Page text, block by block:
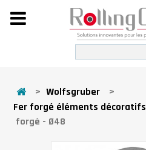
> Wolfsgruber
>
Fer forgé éléments décoratifs
forgé - Ø48